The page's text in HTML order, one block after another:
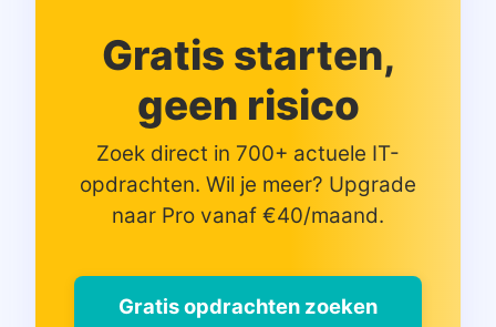
Gratis starten,
geen risico
Zoek direct in 700+ actuele IT-
opdrachten. Wil je meer? Upgrade
naar Pro vanaf €40/maand.
Gratis opdrachten zoeken